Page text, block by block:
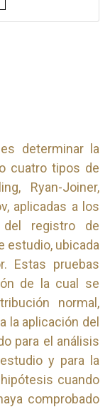
determinar la
cuatro tipos de
Ryan-Joiner,
aplicadas a los
del registro de
estudio, ubicada
Estas pruebas
de la cual se
normal,
la aplicación del
para el análisis
y para la
cuando
comprobado